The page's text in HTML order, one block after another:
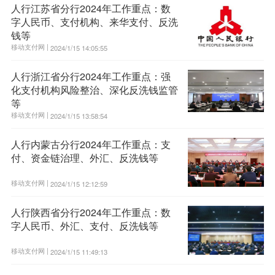
人行江苏省分行2024年工作重点：数
字人民币、支付机构、来华支付、反洗
钱等
移动支付网 | 2024/1/15 14:05:55
人行浙江省分行2024年工作重点：强
化支付机构风险整治、深化反洗钱监管
等
移动支付网 | 2024/1/15 13:58:54
人行内蒙古分行2024年工作重点：支
付、资金链治理、外汇、反洗钱等
移动支付网 | 2024/1/15 12:12:59
人行陕西省分行2024年工作重点：数
字人民币、外汇、支付、反洗钱等
移动支付网 | 2024/1/15 11:49:13